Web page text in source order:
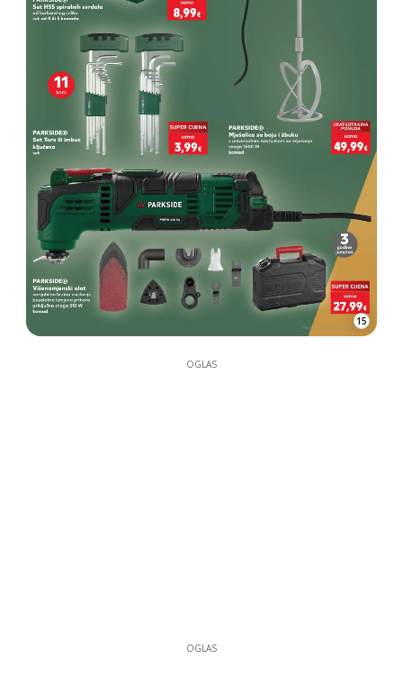
15
OGLAS
OGLAS